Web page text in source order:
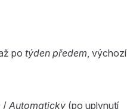
po týden předem , výchozí
/ Automaticky (po uplynutí